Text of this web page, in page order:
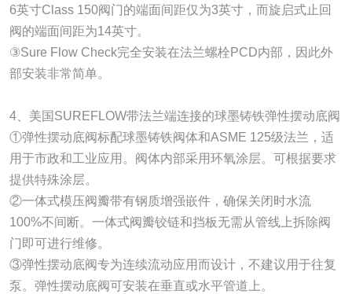
6英寸Class 150阀门的端面间距仅为3英寸，而旋启式止回
阀的端面间距为14英寸。
③Sure Flow Check完全安装在法兰螺栓PCD内部，因此外
部安装非常简单。
4、美国SUREFLOW带法兰端连接的球墨铸铁弹性摆动底阀
①弹性摆动底阀标配球墨铸铁阀体和ASME 125级法兰，适
用于市政和工业应用。阀体内部采用环氧涂层。可根据要求
提供特殊涂层。
②一体式模压阀瓣带有钢质增强嵌件，确保关闭时水流
100%不间断。一体式阀瓣铰链和挡板无需从管线上拆除阀
门即可进行维修。
③弹性摆动底阀专为连续流动应用而设计，不建议用于往复
泵。弹性摆动底阀可安装在垂直或水平管道上。